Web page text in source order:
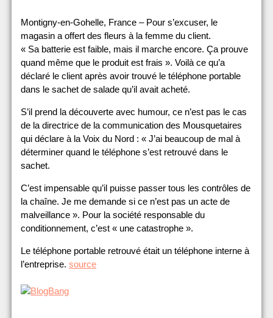
Montigny-en-Gohelle, France – Pour s’excuser, le
magasin a offert des fleurs à la femme du client.
« Sa batterie est faible, mais il marche encore. Ça prouve
quand même que le produit est frais ». Voilà ce qu’a
déclaré le client après avoir trouvé le téléphone portable
dans le sachet de salade qu’il avait acheté.
S’il prend la découverte avec humour, ce n’est pas le cas
de la directrice de la communication des Mousquetaires
qui déclare à la Voix du Nord : « J’ai beaucoup de mal à
déterminer quand le téléphone s’est retrouvé dans le
sachet.
C’est impensable qu’il puisse passer tous les contrôles de
la chaîne. Je me demande si ce n’est pas un acte de
malveillance ». Pour la société responsable du
conditionnement, c’est « une catastrophe ».
Le téléphone portable retrouvé était un téléphone interne à
l’entreprise. source